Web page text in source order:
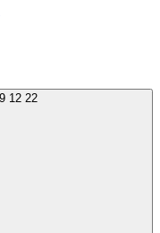
+7 921 809 12 22